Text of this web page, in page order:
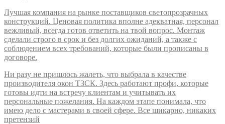
Лучшая компания на рынке поставщиков светопрозрачных
конструкций. Ценовая политика вполне адекватная, персонал
вежливый, всегда готов ответить на твой вопрос. Монтаж
сделали строго в срок и без долгих ожиданий, а также с
соблюдением всех требований, которые были прописаны в
договоре.
Ни разу не пришлось жалеть, что выбрала в качестве
производителя окон ТЗСК. Здесь работают профи, которые
готовы идти на встречу клиентам и учитывать их
персональные пожелания. На каждом этапе понимала, что
имею дело с мастерами в своей сфере. Все шикарно, никаких
претензий